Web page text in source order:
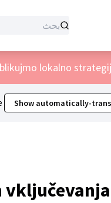
lokalno
Show automatically-